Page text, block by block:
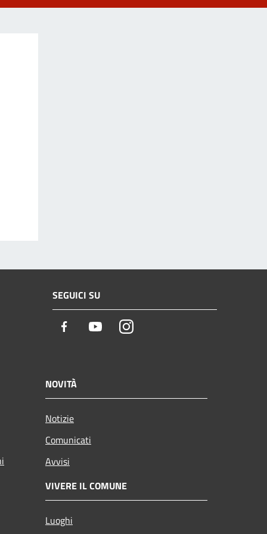
SEGUICI SU
Facebook YoutubeInstagram
NOVITÀ
Notizie
Comunicati
Avvisi
VIVERE IL COMUNE
Luoghi